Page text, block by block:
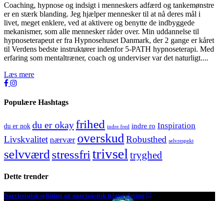
Coaching, hypnose og indsigt i menneskers adfærd og tankemønstre
er en stærk blanding. Jeg hjælper mennesker til at nå deres mål i
livet, meget enklere, ved at aktivere og benytte de indbyggede
mekanismer, som alle mennesker råder over. Min uddannelse til
hypnoseterapeut er fra Hypnosehuset Danmark, der 2 gange er kåret
til Verdens bedste instruktører indenfor 5-PATH hypnoseterapi. Med
erfaring som mentaltræner, coach og underviser var det naturligt....
Læs mere
Populære Hashtags
du er nok du er okayfrihed indre fred indre ro Inspiration
Livskvalitet nærvær overskud Robusthed selvrespekt
selvværd stressfri trivsel tryghed
Dette trender
Narcissistisk splitting og narcissistisk triangulering